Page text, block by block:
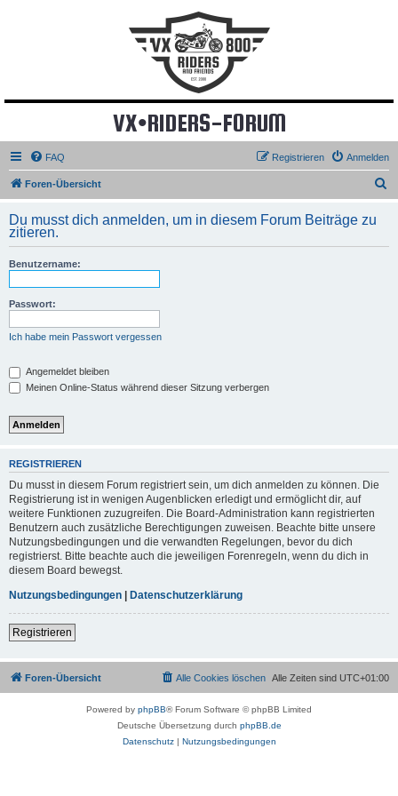
VX•RIDERS-FORUM
FAQ Anmelden
Registrieren
Foren-Übersicht
h
Du musst dich anmelden, um in diesem Forum Beiträge zu
zitieren.
Benutzername:
Passwort:
Ich habe mein Passwort vergessen
Angemeldet bleiben
Meinen Online-Status während dieser Sitzung verbergen
REGISTRIEREN
Du musst in diesem Forum registriert sein, um dich anmelden zu können. Die
Registrierung ist in wenigen Augenblicken erledigt und ermöglicht dir, auf
weitere Funktionen zuzugreifen. Die Board-Administration kann registrierten
Benutzern auch zusätzliche Berechtigungen zuweisen. Beachte bitte unsere
Nutzungsbedingungen und die verwandten Regelungen, bevor du dich
registrierst. Bitte beachte auch die jeweiligen Forenregeln, wenn du dich in
diesem Board bewegst.
Nutzungsbedingungen | Datenschutzerklärung
Registrieren
Foren-Übersicht Alle Zeiten sind UTC+01:00
Alle Cookies löschen
Powered by phpBB® Forum Software © phpBB Limited
Deutsche Übersetzung durch phpBB.de
Datenschutz| Nutzungsbedingungen